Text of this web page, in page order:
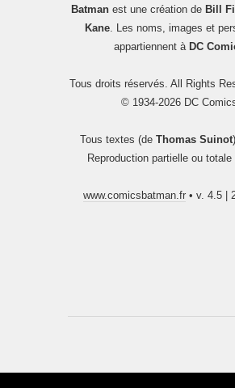
Batmanest une création de Bill
Kane. Les noms, images et
appartiennent à DC
Tous droits réservés. All Rights
© 1934-2026 DC
Tous textes (de Thomas Suinot
Reproduction partielle ou totale
www.comicsbatman.fr • v. 4.5 |